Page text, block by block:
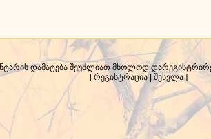
დამატება შეუძლიათ მხოლოდ
[რეგისტრაცია| შესვლა]